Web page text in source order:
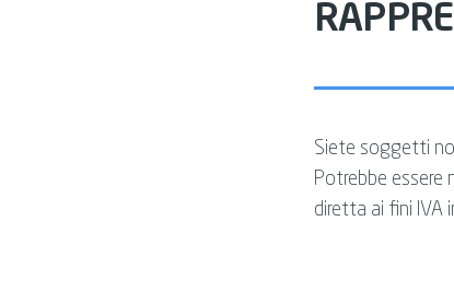
Siete soggetti
Potrebbe essere
diretta ai fini IVA